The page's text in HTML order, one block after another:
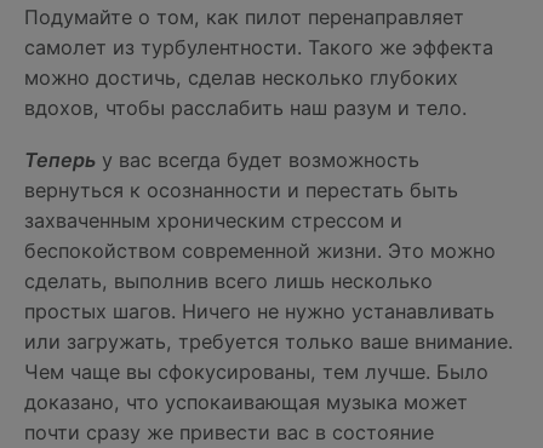
Подумайте о том, как пилот перенаправляет
самолет из турбулентности. Такого же эффекта
можно достичь, сделав несколько глубоких
вдохов, чтобы расслабить наш разум и тело.
Теперь у вас всегда будет возможность
вернуться к осознанности и перестать быть
захваченным хроническим стрессом и
беспокойством современной жизни. Это можно
сделать, выполнив всего лишь несколько
простых шагов. Ничего не нужно устанавливать
или загружать, требуется только ваше внимание.
Чем чаще вы сфокусированы, тем лучше. Было
доказано, что успокаивающая музыка может
почти сразу же привести вас в состояние